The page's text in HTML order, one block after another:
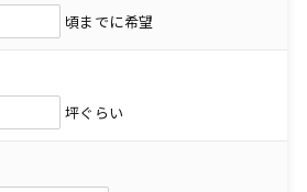
頃までに希望
坪ぐらい